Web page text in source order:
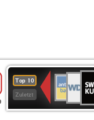
Top 10
Zuletzt
80er
90er
4
BR-
ANTENNE
BAYERN
2